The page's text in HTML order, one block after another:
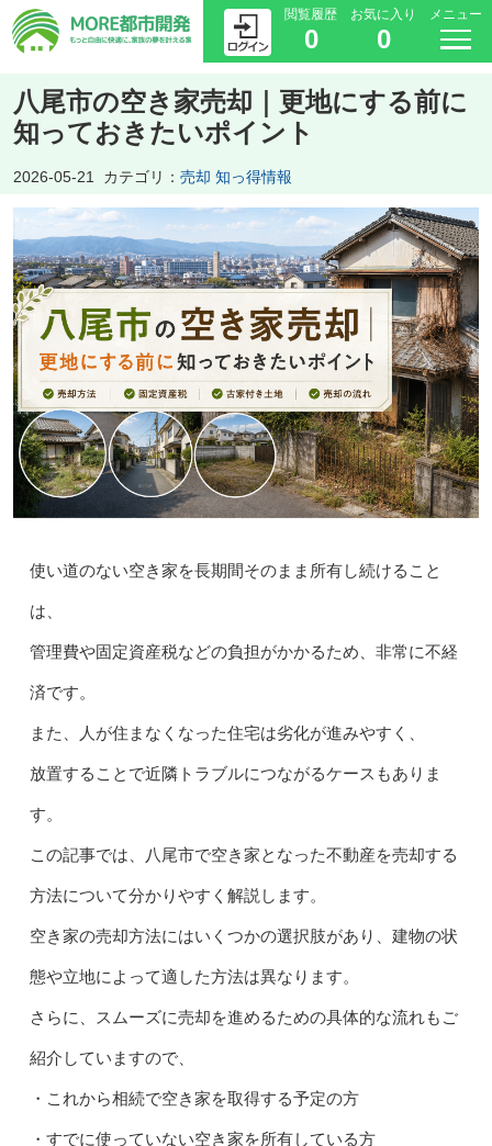
閲覧履歴
0
お気に入り
0
メニュー
八尾市の空き家売却｜更地にする前に
知っておきたいポイント
2026-05-21 カテゴリ： 売却 知っ得情報
使い道のない空き家を長期間そのまま所有し続けること
は、
管理費や固定資産税などの負担がかかるため、非常に不経
済です。
また、人が住まなくなった住宅は劣化が進みやすく、
放置することで近隣トラブルにつながるケースもありま
す。
この記事では、八尾市で空き家となった不動産を売却する
方法について分かりやすく解説します。
空き家の売却方法にはいくつかの選択肢があり、建物の状
態や立地によって適した方法は異なります。
さらに、スムーズに売却を進めるための具体的な流れもご
紹介していますので、
・これから相続で空き家を取得する予定の方
・すでに使っていない空き家を所有している方